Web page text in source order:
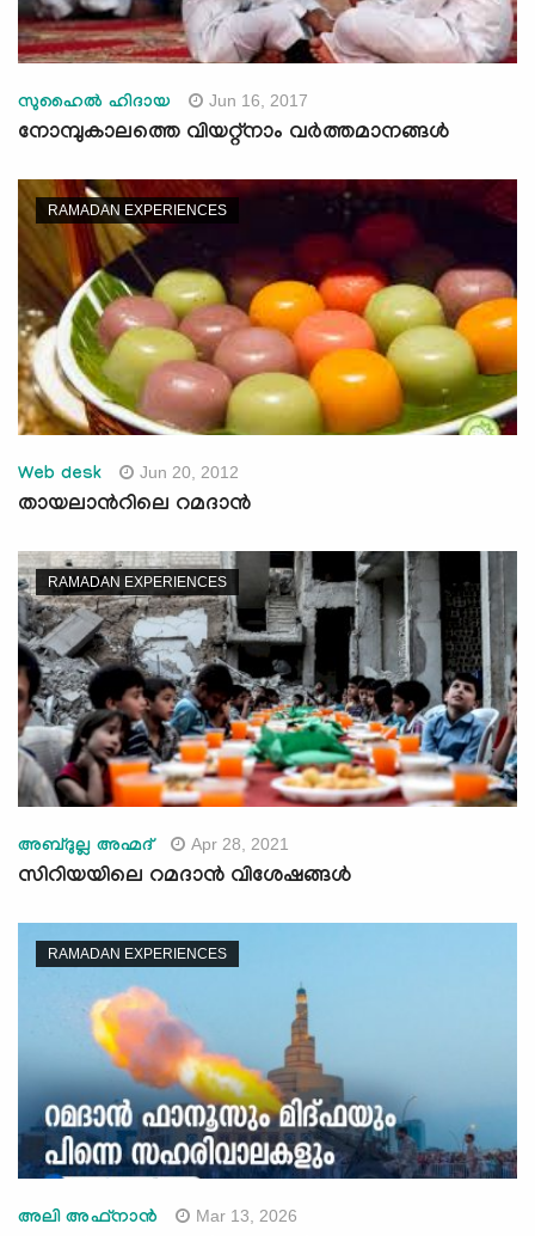
സുഹൈല്‍ ഹിദായ Jun 16, 2017
നോമ്പുകാലത്തെ വിയറ്റ്‌നാം വര്‍ത്തമാനങ്ങള്‍
RAMADAN EXPERIENCES
Web desk Jun 20, 2012
തായലാന്‍റിലെ റമദാന്‍
RAMADAN EXPERIENCES
അബ്ദുല്ല അഹ്മദ് Apr 28, 2021
സിറിയയിലെ റമദാൻ വിശേഷങ്ങൾ
RAMADAN EXPERIENCES
അലി അഫ്നാന്‍ Mar 13, 2026